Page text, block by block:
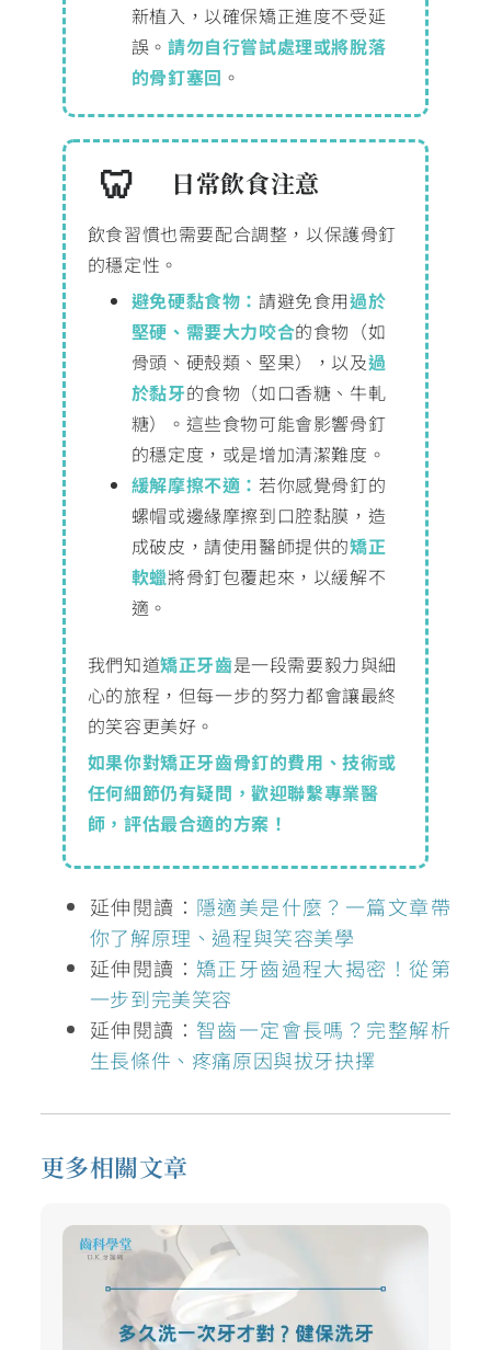
新植入，以確保矯正進度不受延
誤。請勿自行嘗試處理或將脫落
的骨釘塞回 。
日常飲食注意
飲食習慣也需要配合調整，以保護骨釘
的穩定性。
避免硬黏食物：請避免食用過於
堅硬、需要大力咬合的食物（如
骨頭、硬殼類、堅果），以及過
於黏牙的食物（如口香糖、牛軋
糖）。這些食物可能會影響骨釘
的穩定度，或是增加清潔難度。
緩解摩擦不適： 若你感覺骨釘的
螺帽或邊緣摩擦到口腔黏膜，造
成破皮，請使用醫師提供的矯正
軟蠟將骨釘包覆起來，以緩解不
適。
我們知道矯正牙齒是一段需要毅力與細
心的旅程，但每一步的努力都會讓最終
的笑容更美好。
如果你對矯正牙齒骨釘的費用、技術或
任何細節仍有疑問，歡迎聯繫專業醫
師，評估最合適的方案！
延伸閱讀： 隱適美是什麼？一篇文章帶
你了解原理、過程與笑容美學
延伸閱讀： 矯正牙齒過程大揭密！從第
一步到完美笑容
延伸閱讀： 智齒一定會長嗎？完整解析
生長條件、疼痛原因與拔牙抉擇
更多相關文章